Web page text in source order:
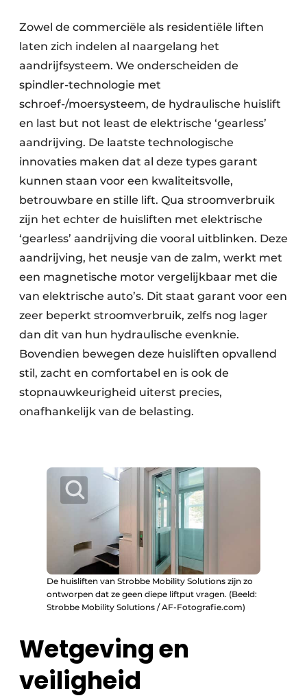
Zowel de commerciële als residentiële liften
laten zich indelen al naargelang het
aandrijfsysteem. We onderscheiden de
spindler-technologie met
schroef-/moersysteem, de hydraulische huislift
en last but not least de elektrische ‘gearless’
aandrijving. De laatste technologische
innovaties maken dat al deze types garant
kunnen staan voor een kwaliteitsvolle,
betrouwbare en stille lift. Qua stroomverbruik
zijn het echter de huisliften met elektrische
‘gearless’ aandrijving die vooral uitblinken. Deze
aandrijving, het neusje van de zalm, werkt met
een magnetische motor vergelijkbaar met die
van elektrische auto’s. Dit staat garant voor een
zeer beperkt stroomverbruik, zelfs nog lager
dan dit van hun hydraulische evenknie.
Bovendien bewegen deze huisliften opvallend
stil, zacht en comfortabel en is ook de
stopnauwkeurigheid uiterst precies,
onafhankelijk van de belasting.
De huisliften van Strobbe Mobility Solutions zijn zo
ontworpen dat ze geen diepe liftput vragen. (Beeld:
Strobbe Mobility Solutions / AF-Fotografie.com)
Wetgeving en
veiligheid